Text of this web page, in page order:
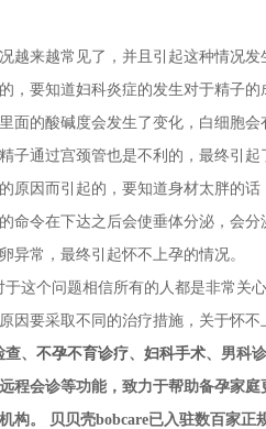
来越常见了，并且引起这种情况发
，要知道妇科炎症的发生对于精子
面的酸碱度会发生了变化，白细胞
子通过宫颈管也是不利的，最终引
因而引起的，要知道身材太胖的话
命令在下达之后会使垂体分泌，会
异常，最终引起怀不上孕的情况。
个问题相信所有的人都是非常关
因要采取不同的治疗措施，关于怀
、 不孕不育诊疗、 妇科手术、男科
程会诊等功能，致力于帮助备孕家
构。 贝贝壳bobcare已入驻数百家